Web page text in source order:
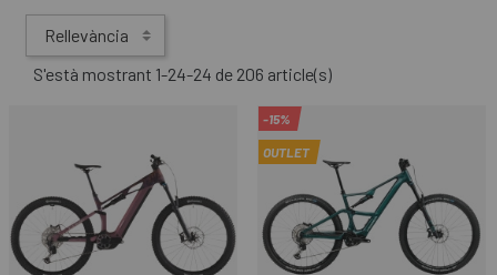
Rellevància
S'està mostrant 1-24-24 de 206 article(s)
-15%
OUTLET